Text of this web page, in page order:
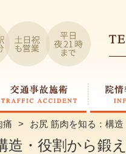
お尻 筋肉を知る：構
造・役割から鍛